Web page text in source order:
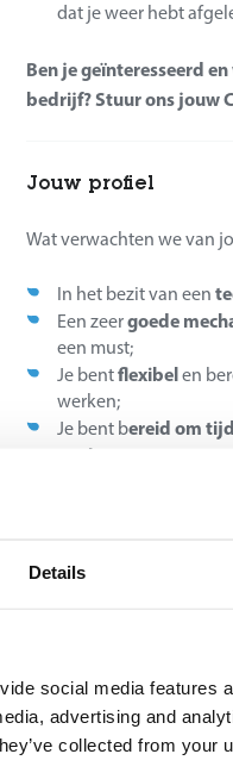
Details
social media features
advertising and
collected from your
dat je weer hebt
Ben je geïnteresseerd
bedrijf? Stuur ons jouw
Jouw profiel
Wat verwachten we van
In het bezit van een
Een zeergoede
een must;
Je bentflexibelen
werken;
Je bent bereid om
werken
Kan jij alles afvinken?
Onze klant, met
toonaangevende speler
onderhoud is een